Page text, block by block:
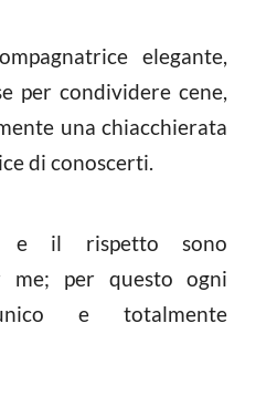
elegante,
per condividere cene,
una chiacchierata
di conoscerti.
e il rispetto sono
me; per questo ogni
e totalmente